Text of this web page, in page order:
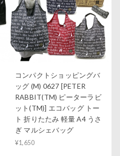
コンパクトショッピングバ
ッグ (M) 0627 [PETER
RABBIT(TM) ピーターラビ
ット(TM)] エコバッグ トー
ト 折りたたみ 軽量 A4 うさ
ぎ マルシェバッグ
¥1,650